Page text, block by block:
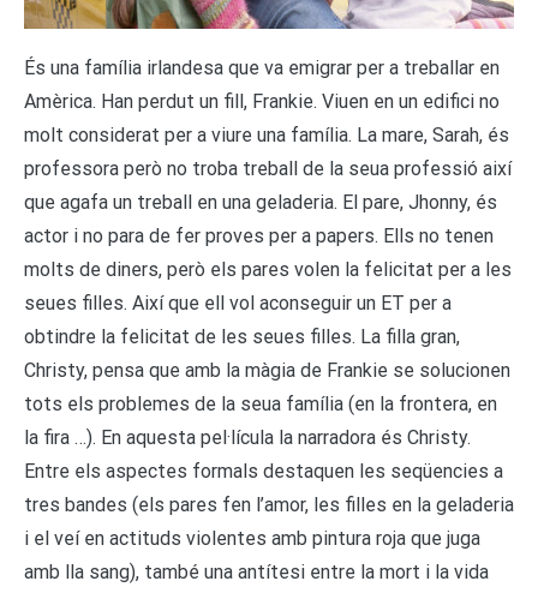
És una família irlandesa que va emigrar per a treballar en
Amèrica. Han perdut un fill, Frankie. Viuen en un edifici no
molt considerat per a viure una família. La mare, Sarah, és
professora però no troba treball de la seua professió així
que agafa un treball en una geladeria. El pare, Jhonny, és
actor i no para de fer proves per a papers. Ells no tenen
molts de diners, però els pares volen la felicitat per a les
seues filles. Així que ell vol aconseguir un ET per a
obtindre la felicitat de les seues filles. La filla gran,
Christy, pensa que amb la màgia de Frankie se solucionen
tots els problemes de la seua família (en la frontera, en
la fira …). En aquesta pel·lícula la narradora és Christy.
Entre els aspectes formals destaquen les seqüencies a
tres bandes (els pares fen l’amor, les filles en la geladeria
i el veí en actituds violentes amb pintura roja que juga
amb lla sang), també una antítesi entre la mort i la vida